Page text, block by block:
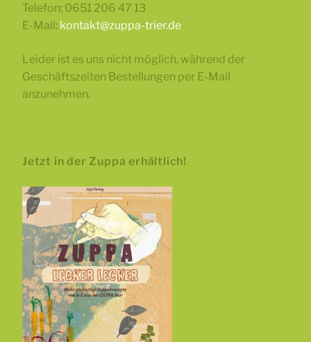
Telefon: 0651 206 47 13
E-Mail: kontakt@zuppa-trier.de
Leider ist es uns nicht möglich, während der
Geschäftszeiten Bestellungen per E-Mail
anzunehmen.
Jetzt in der Zuppa erhältlich!